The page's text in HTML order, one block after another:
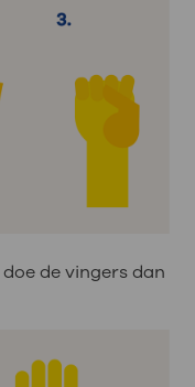
de vingers dan